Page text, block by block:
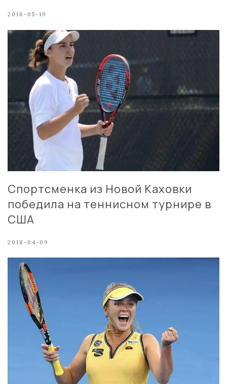
2018-05-19
Спортсменка из Новой Каховки
победила на теннисном турнире в
США
2018-04-09